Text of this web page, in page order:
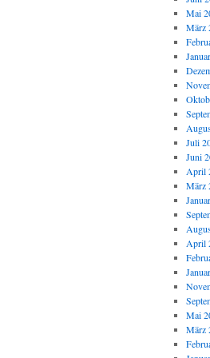
Mai
März
Juli
Juni
April
März
April
Mai
März